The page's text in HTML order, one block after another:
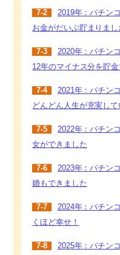
7-2
2019年：パチン
お金がだいぶ貯まりまし
7-3
2020年：パチン
12年のマイナス分を貯
7-4
2021年：パチン
どんどん人生が充実して
7-5
2022年：パチン
女ができました
7-6
2023年：パチン
婚もできました
7-7
2024年：パチン
くほど幸せ！
7-8
2025年：パチン